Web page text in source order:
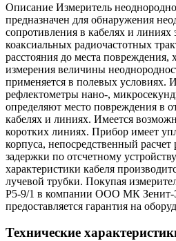
Описание Измеритель
предназначен для обнаружения
сопротивления в кабелях и линиях
коаксиальных радиочастотных
расстояния до места повреждения,
измерения величины
применяется в полевых условиях.
рефлектометры нано-,
определяют место повреждения в
кабелях и линиях. Имеется
коротких линиях. Прибор имеет
корпуса, непосредственный расчет
задержки по отсчетному
характеристики кабеля
лучевой трубки. Покупая
Р5-9/1 в компании ООО МК Зенит-
предоставляется гарантия на
Технические